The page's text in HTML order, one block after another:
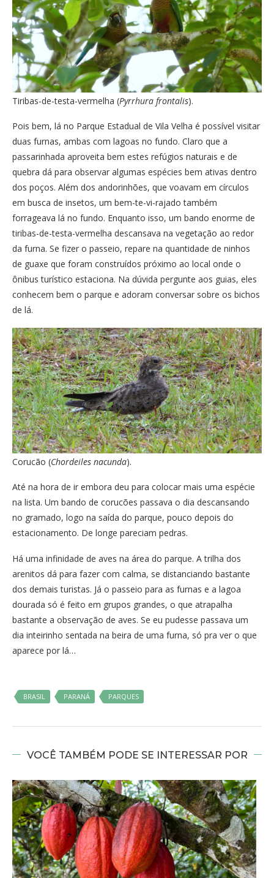
Tiribas-de-testa-vermelha (Pyrrhura frontalis).
Pois bem, lá no Parque Estadual de Vila Velha é possível visitar
duas furnas, ambas com lagoas no fundo. Claro que a
passarinhada aproveita bem estes refúgios naturais e de
quebra dá para observar algumas espécies bem ativas dentro
dos poços. Além dos andorinhões, que voavam em círculos
em busca de insetos, um bem-te-vi-rajado também
forrageava lá no fundo. Enquanto isso, um bando enorme de
tiribas-de-testa-vermelha descansava na vegetação ao redor
da furna. Se fizer o passeio, repare na quantidade de ninhos
de guaxe que foram construídos próximo ao local onde o
ônibus turístico estaciona. Na dúvida pergunte aos guias, eles
conhecem bem o parque e adoram conversar sobre os bichos
de lá.
Corucão (Chordeiles nacunda).
Até na hora de ir embora deu para colocar mais uma espécie
na lista. Um bando de corucões passava o dia descansando
no gramado, logo na saída do parque, pouco depois do
estacionamento. De longe pareciam pedras.
Há uma infinidade de aves na área do parque. A trilha dos
arenitos dá para fazer com calma, se distanciando bastante
dos demais turistas. Já o passeio para as furnas e a lagoa
dourada só é feito em grupos grandes, o que atrapalha
bastante a observação de aves. Se eu pudesse passava um
dia inteirinho sentada na beira de uma furna, só pra ver o que
aparece por lá…
BRASIL PARANÁ PARQUES
VOCÊ TAMBÉM PODE SE INTERESSAR POR